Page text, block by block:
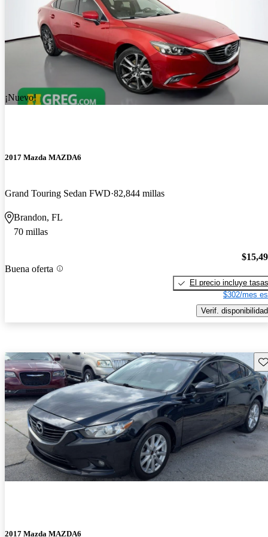
¡Nuevo!
2017 Mazda MAZDA6
Grand Touring Sedan FWD 82,844 millas
Brandon, FL
70 millas
Buena oferta
El precio incluye tasas
$302/mes
Verif. disponibilidad
2017 Mazda MAZDA6